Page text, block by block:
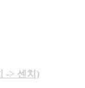
-> 센치)